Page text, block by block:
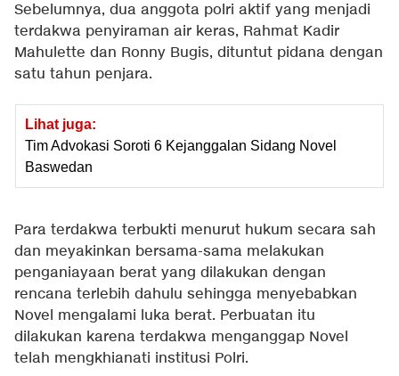
Sebelumnya, dua anggota polri aktif yang menjadi
terdakwa penyiraman air keras, Rahmat Kadir
Mahulette dan Ronny Bugis, dituntut pidana dengan
satu tahun penjara.
Lihat juga:
Tim Advokasi Soroti 6 Kejanggalan Sidang Novel
Baswedan
Para terdakwa terbukti menurut hukum secara sah
dan meyakinkan bersama-sama melakukan
penganiayaan berat yang dilakukan dengan
rencana terlebih dahulu sehingga menyebabkan
Novel mengalami luka berat. Perbuatan itu
dilakukan karena terdakwa menganggap Novel
telah mengkhianati institusi Polri.